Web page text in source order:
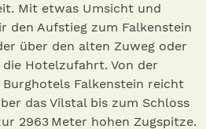
Mit etwas Umsicht und
den Aufstieg zum Falkenstein
über den alten Zuweg oder
Hotelzufahrt. Von der
Burghotels Falkenstein reicht
das Vilstal bis zum Schloss
2963 Meter hohen Zugspitze.